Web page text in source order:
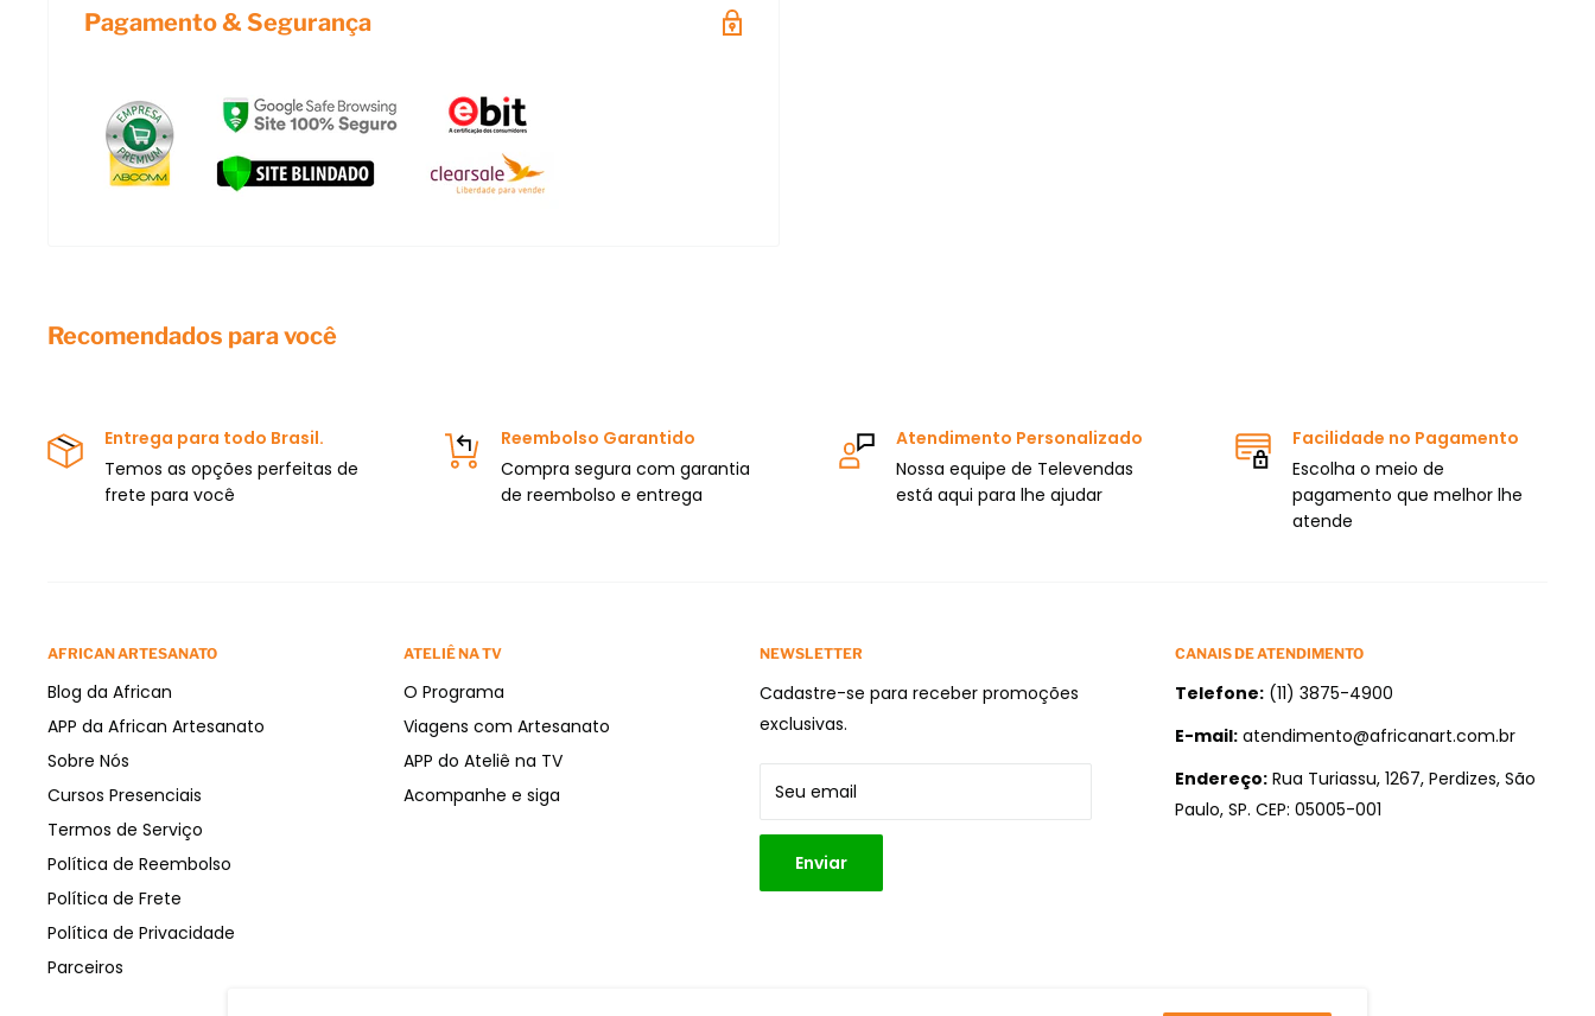
Aproveite e conheça site do
Ateliê na TV
um empreendedor profissional? Não deixe de acompanhar nossos canais!
Pagamento & Segurança
Recomendados para você
Entrega para todo Brasil.
Temos as opções perfeitas de
frete para você
Reembolso Garantido
Compra segura com garantia
de reembolso e entrega
Atendimento Personalizado
Nossa equipe de Televendas
está aqui para lhe ajudar
Facilidade no Pagamento
Escolha o meio de
pagamento que melhor lhe
atende
AFRICAN ARTESANATO
Blog da African
APP da African Artesanato
Sobre Nós
Cursos Presenciais
Termos de Serviço
Política de Reembolso
Política de Frete
Política de Privacidade
Parceiros
ATELIÊ NA TV
O Programa
Viagens com Artesanato
APP do Ateliê na TV
Acompanhe e siga
NEWSLETTER
Cadastre-se para receber promoções
exclusivas.
Seu email
Enviar
CANAIS DE ATENDIMENTO
Telefone: (11) 3875-4900
E-mail: atendimento@africanart.com.br
Endereço: Rua Turiassu, 1267, Perdizes, São
Paulo, SP. CEP: 05005-001